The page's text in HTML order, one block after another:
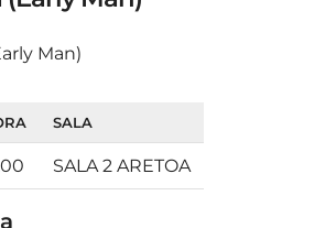
SALA
SALA 2 ARETOA